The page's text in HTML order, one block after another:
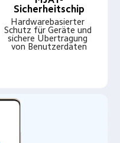
Sicherheitschip
Hardwarebasierter
Schutz für Geräte und
sichere Übertragung
von Benutzerdaten